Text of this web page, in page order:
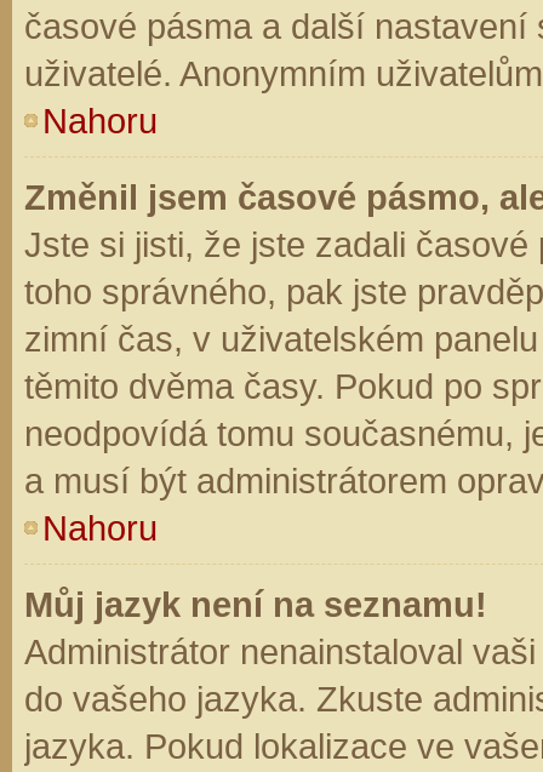
časové pásma a další
uživatelé. Anonymním
Nahoru
Změnil jsem časové pásmo,
Jste si jisti, že jste zadali
toho správného, pak jste
zimní čas, v uživatelském
těmito dvěma časy. Pokud po
neodpovídá tomu současnému,
a musí být administrátorem
Nahoru
Můj jazyk není na seznamu!
Administrátor nenainstaloval
do vašeho jazyka. Zkuste
jazyka. Pokud lokalizace ve